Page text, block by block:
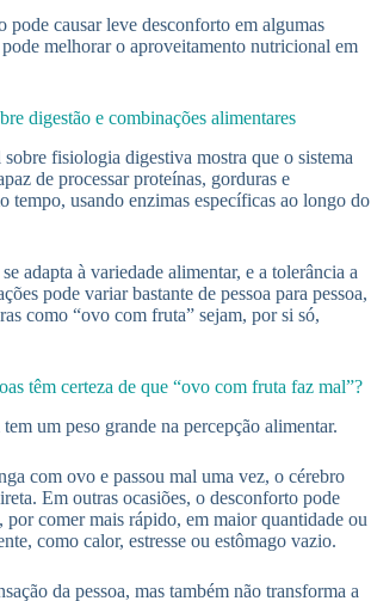
pode causar leve desconforto em algumas
pode melhorar o aproveitamento nutricional em
digestão e combinações alimentares
fisiologia digestiva mostra que o sistema
de processar proteínas, gorduras e
tempo, usando enzimas específicas ao longo do
adapta à variedade alimentar, e a tolerância a
pode variar bastante de pessoa para pessoa,
como “ovo com fruta” sejam, por si só,
têm certeza de que “ovo com fruta faz mal”?
um peso grande na percepção alimentar.
com ovo e passou mal uma vez, o cérebro
Em outras ocasiões, o desconforto pode
por comer mais rápido, em maior quantidade ou
como calor, estresse ou estômago vazio.
da pessoa, mas também não transforma a